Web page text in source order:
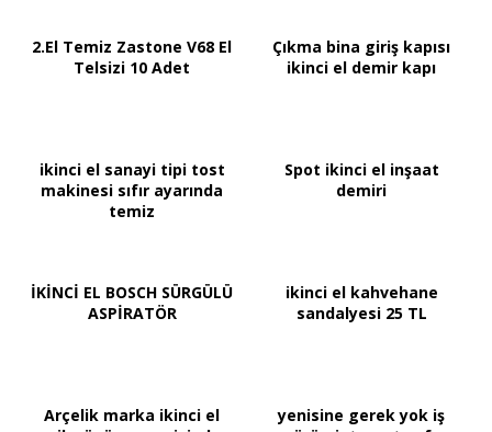
2.El Temiz Zastone V68 El
Telsizi 10 Adet
Çıkma bina giriş kapısı
ikinci el demir kapı
ikinci el sanayi tipi tost
makinesi sıfır ayarında
temiz
Spot ikinci el inşaat
demiri
İKİNCİ EL BOSCH SÜRGÜLÜ
ASPİRATÖR
ikinci el kahvehane
sandalyesi 25 TL
Arçelik marka ikinci el
yenisine gerek yok iş